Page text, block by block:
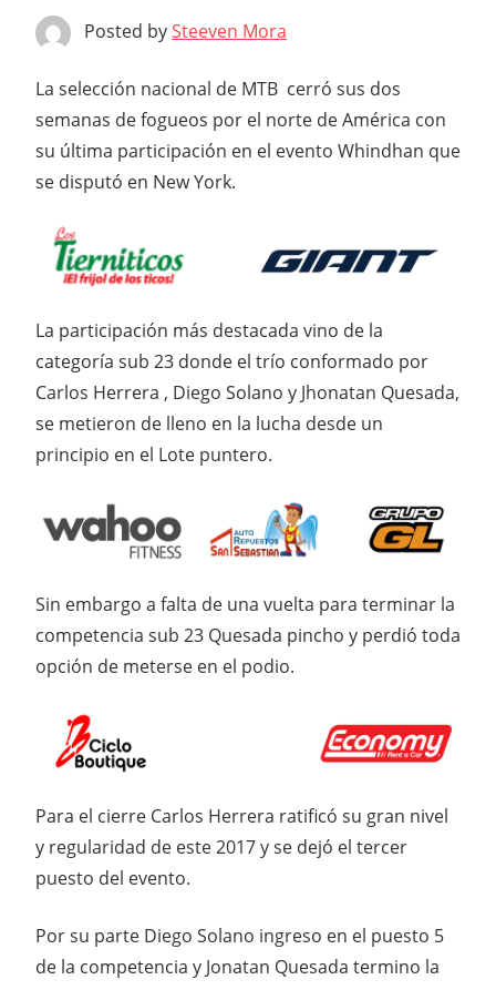
Posted bySteeven Mora
La selección nacional de MTB cerró sus dos
semanas de fogueos por el norte de América con
su última participación en el evento Whindhan que
se disputó en New York.
La participación más destacada vino de la
categoría sub 23 donde el trío conformado por
Carlos Herrera , Diego Solano y Jhonatan Quesada,
se metieron de lleno en la lucha desde un
principio en el Lote puntero.
Sin embargo a falta de una vuelta para terminar la
competencia sub 23 Quesada pincho y perdió toda
opción de meterse en el podio.
Para el cierre Carlos Herrera ratificó su gran nivel
y regularidad de este 2017 y se dejó el tercer
puesto del evento.
Por su parte Diego Solano ingreso en el puesto 5
de la competencia y Jonatan Quesada termino la